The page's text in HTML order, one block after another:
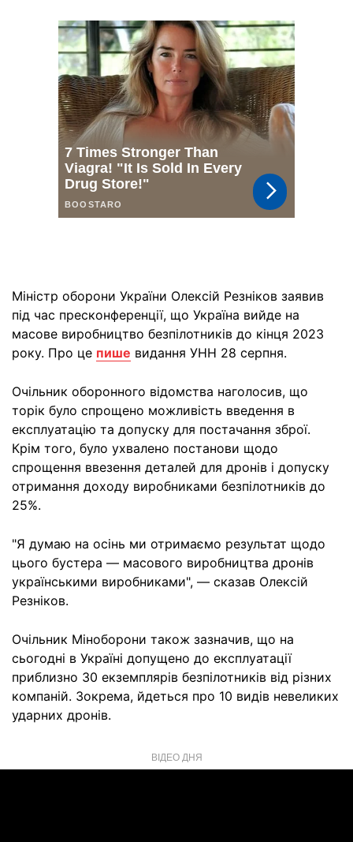
Міністр оборони України Олексій Резніков заявив
під час пресконференції, що Україна вийде на
масове виробництво безпілотників до кінця 2023
року. Про це пише видання УНН 28 серпня.
Очільник оборонного відомства наголосив, що
торік було спрощено можливість введення в
експлуатацію та допуску для постачання зброї.
Крім того, було ухвалено постанови щодо
спрощення ввезення деталей для дронів і допуску
отримання доходу виробниками безпілотників до
25%.
"Я думаю на осінь ми отримаємо результат щодо
цього бустера — масового виробництва дронів
українськими виробниками", — сказав Олексій
Резніков.
Очільник Міноборони також зазначив, що на
сьогодні в Україні допущено до експлуатації
приблизно 30 екземплярів безпілотників від різних
компаній. Зокрема, йдеться про 10 видів невеликих
ударних дронів.
ВІДЕО ДНЯ